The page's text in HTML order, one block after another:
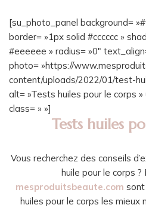
[su_photo_panel background=
border= »1px solid #cccccc »
#eeeeee » radius= »0″
photo= »https://
content/uploads/2022/01/test-
alt= »Tests huiles pour le corps »
class= » »]
Tests huiles
Vous recherchez des conseils
huile pour le corps
mesproduitsbeaute.com sont
huiles pour le corps les mieux